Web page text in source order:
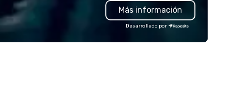
Más información
Desarrollado por